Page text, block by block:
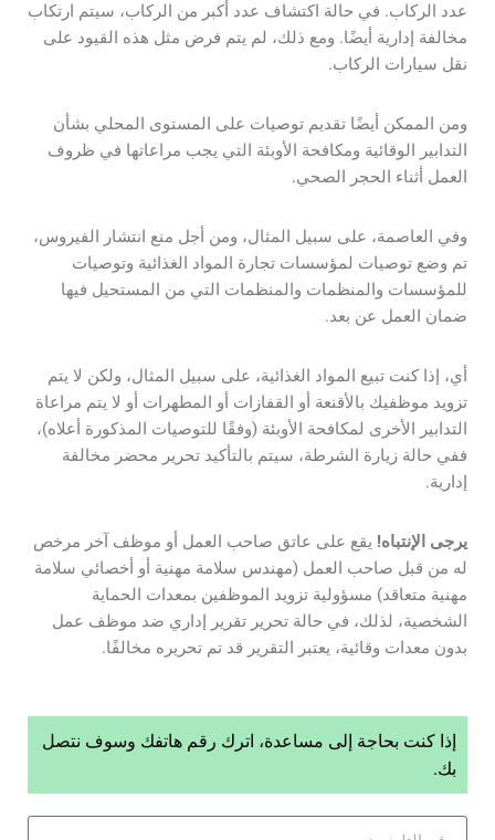
عدد الركاب. في حالة اكتشاف عدد أكبر من الركاب، سيتم ارتكاب
مخالفة إدارية أيضًا. ومع ذلك، لم يتم فرض مثل هذه القيود على
نقل سيارات الركاب.
ومن الممكن أيضًا تقديم توصيات على المستوى المحلي بشأن
التدابير الوقائية ومكافحة الأوبئة التي يجب مراعاتها في ظروف
العمل أثناء الحجر الصحي.
وفي العاصمة، على سبيل المثال، ومن أجل منع انتشار الفيروس،
تم وضع توصيات لمؤسسات تجارة المواد الغذائية وتوصيات
للمؤسسات والمنظمات والمنظمات التي من المستحيل فيها
ضمان العمل عن بعد.
أي، إذا كنت تبيع المواد الغذائية، على سبيل المثال، ولكن لا يتم
تزويد موظفيك بالأقنعة أو القفازات أو المطهرات أو لا يتم مراعاة
التدابير الأخرى لمكافحة الأوبئة (وفقًا للتوصيات المذكورة أعلاه)،
ففي حالة زيارة الشرطة، سيتم بالتأكيد تحرير محضر مخالفة
إدارية.
يرجى الإنتباه! يقع على عاتق صاحب العمل أو موظف آخر مرخص
له من قبل صاحب العمل (مهندس سلامة مهنية أو أخصائي سلامة
مهنية متعاقد) مسؤولية تزويد الموظفين بمعدات الحماية
الشخصية، لذلك، في حالة تحرير تقرير إداري ضد موظف عمل
بدون معدات وقائية، يعتبر التقرير قد تم تحريره مخالفًا.
إذا كنت بحاجة إلى مساعدة، اترك رقم هاتفك وسوف نتصل
بك.